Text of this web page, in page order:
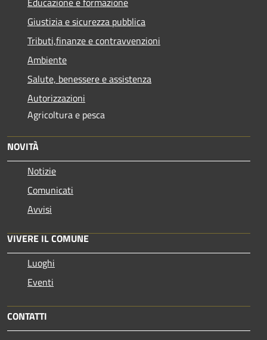
Giustizia e sicurezza pubblica
Tributi,finanze e contravvenzioni
Ambiente
Salute, benessere e assistenza
Autorizzazioni
Agricoltura e pesca
NOVITÀ
Notizie
Comunicati
Avvisi
VIVERE IL COMUNE
Luoghi
Eventi
CONTATTI